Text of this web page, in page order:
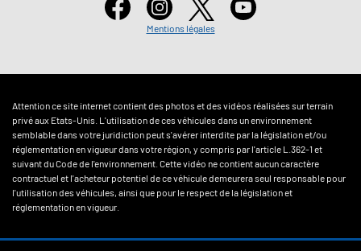
Mentions légales
Attention ce site internet contient des photos et des vidéos réalisées sur terrain
privé aux Etats-Unis. L'utilisation de ces véhicules dans un environnement
semblable dans votre juridiction peut s'avérer interdite par la législation et/ou
réglementation en vigueur dans votre région, y compris par l'article L.362-1 et
suivant du Code de l'environnement. Cette vidéo ne contient aucun caractère
contractuel et l'acheteur potentiel de ce véhicule demeurera seul responsable pour
l'utilisation des véhicules, ainsi que pour le respect de la législation et
réglementation en vigueur.